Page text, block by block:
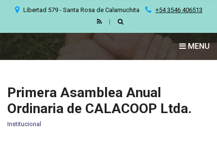
Libertad 579 - Santa Rosa de Calamuchita +54 3546 406513
:
MENU
Primera Asamblea Anual
Ordinaria de CALACOOP Ltda.
Institucional